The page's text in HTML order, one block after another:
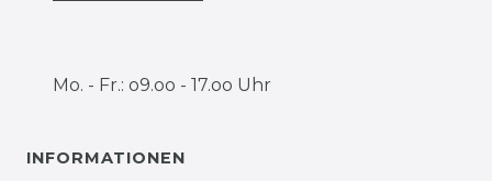
Mo. - Fr.: o9.oo - 17.oo Uhr
INFORMATIONEN